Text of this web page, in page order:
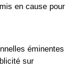
en cause pour
éminentes
sur